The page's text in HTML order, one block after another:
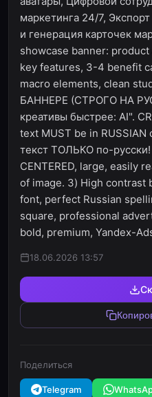
маркетинга 24/7,
и генерация карточек
showcase banner:
key features, 3-4 benefit
macro elements, clean
БАННЕРЕ (СТРОГО НА
креативы быстрее: AI".
text MUST be in RUSSIAN
текст ТОЛЬКО по-
CENTERED, large, easily
of image. 3) High contrast
font, perfect Russian
square, professional
bold, premium, Yandex-
18.06.2026 13:57
Поделиться
Telegram